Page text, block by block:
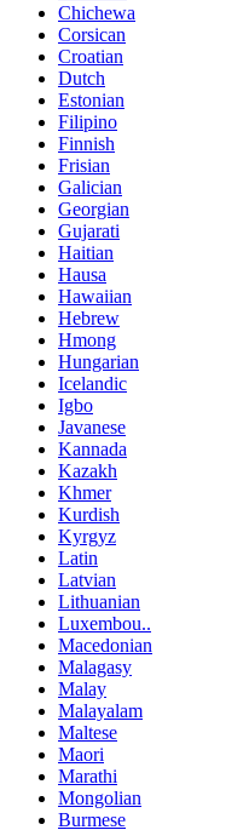
Chichewa
Corsican
Croatian
Dutch
Estonian
Filipino
Finnish
Frisian
Galician
Georgian
Gujarati
Haitian
Hausa
Hawaiian
Hebrew
Hmong
Hungarian
Icelandic
Igbo
Javanese
Kannada
Kazakh
Khmer
Kurdish
Kyrgyz
Latin
Latvian
Lithuanian
Luxembou..
Macedonian
Malagasy
Malay
Malayalam
Maltese
Maori
Marathi
Mongolian
Burmese